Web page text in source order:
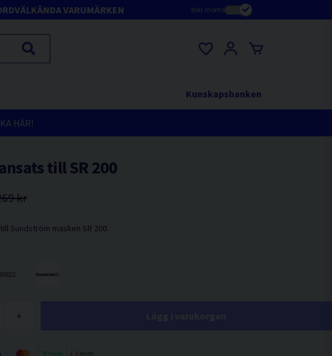
VÄLKÄNDA VARUMÄRKEN Inkl.moms
Kunskapsbanken
HÄR!
till SR 200
kr
Sundström masken SR 200.
+